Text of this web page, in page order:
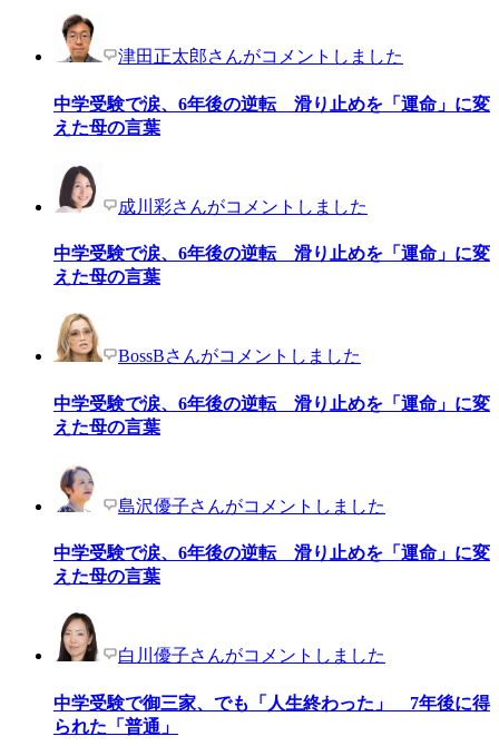
津田正太郎さんがコメントしました
中学受験で涙、6年後の逆転 滑り止めを「運命」に変
えた母の言葉
成川彩さんがコメントしました
中学受験で涙、6年後の逆転 滑り止めを「運命」に変
えた母の言葉
BossBさんがコメントしました
中学受験で涙、6年後の逆転 滑り止めを「運命」に変
えた母の言葉
島沢優子さんがコメントしました
中学受験で涙、6年後の逆転 滑り止めを「運命」に変
えた母の言葉
白川優子さんがコメントしました
中学受験で御三家、でも「人生終わった」 7年後に得
られた「普通」